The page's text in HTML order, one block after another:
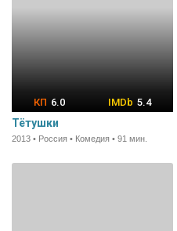
6.0 5.4
Тётушки
2013 • Россия • Комедия • 91 мин.